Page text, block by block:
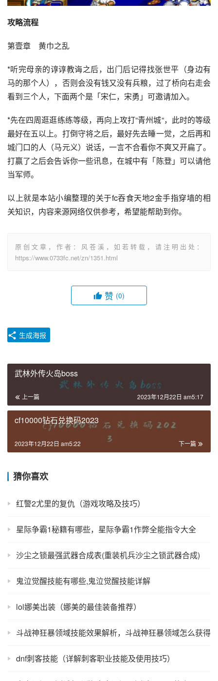
攻略流程
第壹章　黄巾之乱
*听完母亲的谆谆教诲之后，出门后记得找张世平（身边有
马的那个人），否则会没有钱又没有兵粮，过了桥向右走会
看到三个人，下面两个是「宋仁，宋勇」可邀请加入。
*先在四周逛逛练练等级，再向上攻打“青州城“，此时的等级
最好在五以上。打倒守将之后，最好先去睡一觉，之后再和
城门口的人（马元义）说话，一言不合看你不爽又开扁了。
打赢了之后会告诉你一些讯息，在城中有「陈登」可以请他
当军师。
以上就是本站小编整理的关于fc吞食天地2金手指穿墙的相
关知识，内容来源网络仅供参考，希望能帮助到你。
原创文章，作者：风苍溪，如若转载，请注明出处：
https://www.0733fc.net/zn/1351.html
赞 (0)
生成海报
武林外传火岛boss
上一篇 2023年12月22日 am5:17
cf10000钻石兑换码2023
下一篇
2023年12月22日 am5:22
猜你喜欢
红警2尤里的复仇（游戏攻略及技巧）
星际争霸1秘籍有哪些，星际争霸1作弊全能指令大全
沙尘之锁最强武器合成表(重装机兵沙尘之锁武器合成)
鬼泣觉醒技能有哪些,鬼泣觉醒技能详解
lol娜美出装（娜美的最佳装备推荐）
斗战神狂暴领域技能效果解析，斗战神狂暴领域怎么获得
dnf刺客技能（详解刺客职业技能及使用技巧）